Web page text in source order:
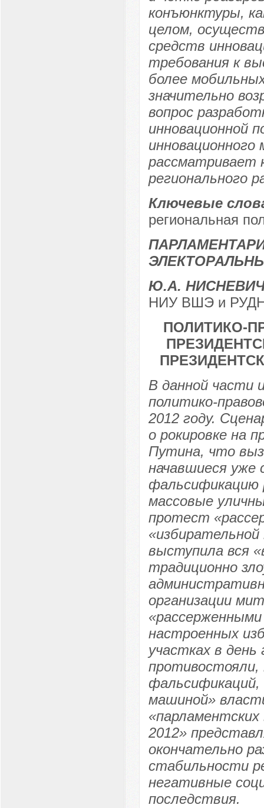
конъюнктуры,
целом,
средств
требования к
более
значительно
вопрос
инновационной
рассматривает
регионального
Ключевые
региональная
Ю.А.
НИУ ВШЭ и РУДН
ПОЛИТИКО-
В данной части
политико-
2012 году.
о рокировке на
Путина, что
начавшиеся уже
фальсификацию
массовые
протест
выступила вся
традиционно
организации
настроенных
участках в
противостояли,
фальсификаций,
машиной»
2012»
окончательно
стабильности
негативные
последствия.